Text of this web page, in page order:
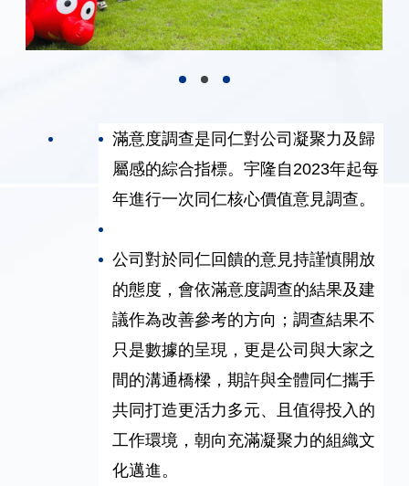
滿意度調查是同仁對公司凝聚力及歸
屬感的綜合指標。宇隆自2023年起每
年進行一次同仁核心價值意見調查。
公司對於同仁回饋的意見持謹慎開放
的態度，會依滿意度調查的結果及建
議作為改善參考的方向；調查結果不
只是數據的呈現，更是公司與大家之
間的溝通橋樑，期許與全體同仁攜手
共同打造更活力多元、且值得投入的
工作環境，朝向充滿凝聚力的組織文
化邁進。